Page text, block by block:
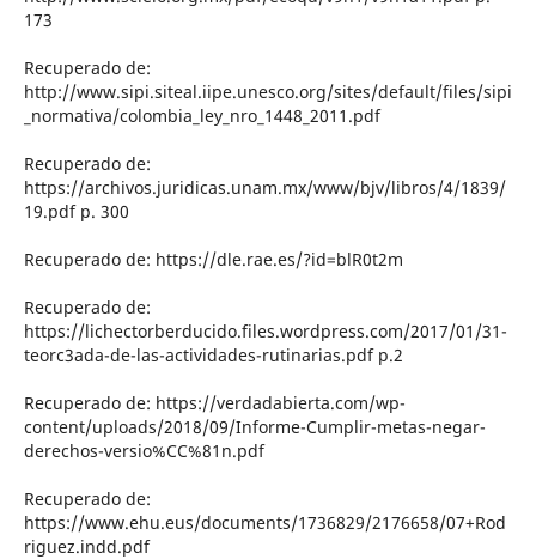
173
Recuperado de:
http://www.sipi.siteal.iipe.unesco.org/sites/default/files/sipi
_normativa/colombia_ley_nro_1448_2011.pdf
Recuperado de:
https://archivos.juridicas.unam.mx/www/bjv/libros/4/1839/
19.pdf p. 300
Recuperado de: https://dle.rae.es/?id=blR0t2m
Recuperado de:
https://lichectorberducido.files.wordpress.com/2017/01/31-
teorc3ada-de-las-actividades-rutinarias.pdf p.2
Recuperado de: https://verdadabierta.com/wp-
content/uploads/2018/09/Informe-Cumplir-metas-negar-
derechos-versio%CC%81n.pdf
Recuperado de:
https://www.ehu.eus/documents/1736829/2176658/07+Rod
riguez.indd.pdf